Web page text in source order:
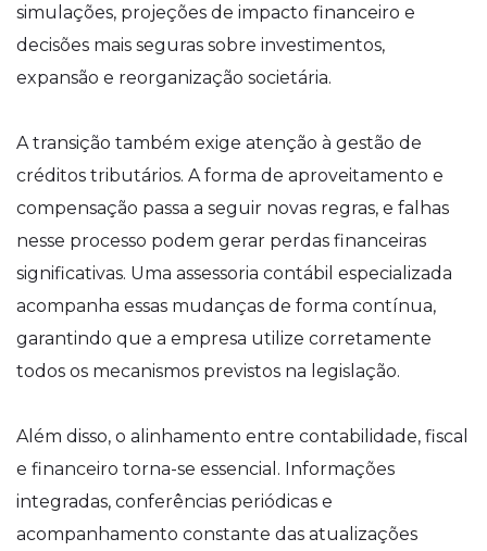
simulações, projeções de impacto financeiro e
decisões mais seguras sobre investimentos,
expansão e reorganização societária.
A transição também exige atenção à gestão de
créditos tributários. A forma de aproveitamento e
compensação passa a seguir novas regras, e falhas
nesse processo podem gerar perdas financeiras
significativas. Uma assessoria contábil especializada
acompanha essas mudanças de forma contínua,
garantindo que a empresa utilize corretamente
todos os mecanismos previstos na legislação.
Além disso, o alinhamento entre contabilidade, fiscal
e financeiro torna-se essencial. Informações
integradas, conferências periódicas e
acompanhamento constante das atualizações